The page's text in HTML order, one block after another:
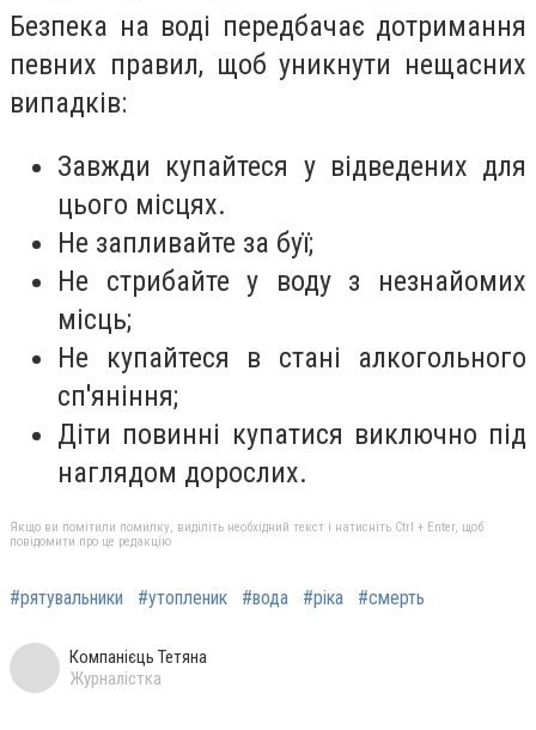
Безпека на воді передбачає дотримання
певних правил, щоб уникнути нещасних
випадків:
Завжди купайтеся у відведених для
цього місцях.
Не запливайте за буї;
Не стрибайте у воду з незнайомих
місць;
Не купайтеся в стані алкогольного
сп'яніння;
Діти повинні купатися виключно під
наглядом дорослих.
Якщо ви помітили помилку, виділіть необхідний текст і натисніть Ctrl + Enter, щоб
повідомити про це редакцію
#рятувальники #утопленик #вода #ріка #смерть
Компанієць Тетяна
Журналістка